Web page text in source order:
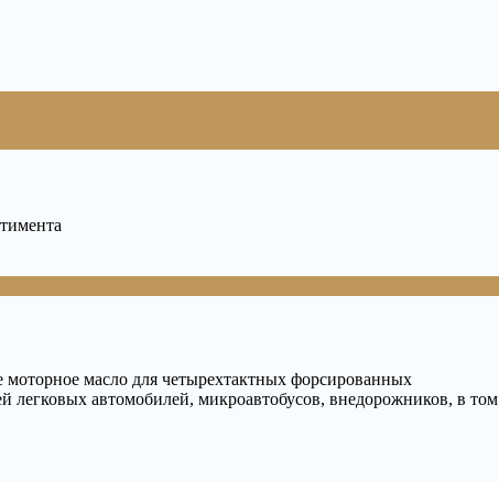
моторное масло для четырехтактных форсированных
легковых автомобилей, микроавтобусов, внедорожников, в том